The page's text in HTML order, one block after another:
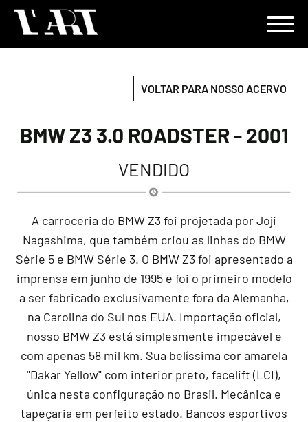
VOLTAR PARA NOSSO ACERVO
BMW Z3 3.0 ROADSTER - 2001
VENDIDO
A carroceria do BMW Z3 foi projetada por Joji
Nagashima, que também criou as linhas do BMW
Série 5 e BMW Série 3. O BMW Z3 foi apresentado a
imprensa em junho de 1995 e foi o primeiro modelo
a ser fabricado exclusivamente fora da Alemanha,
na Carolina do Sul nos EUA. Importação oficial,
nosso BMW Z3 está simplesmente impecável e
com apenas 58 mil km. Sua belíssima cor amarela
"Dakar Yellow" com interior preto, facelift (LCI),
única nesta configuração no Brasil. Mecânica e
tapeçaria em perfeito estado. Bancos esportivos